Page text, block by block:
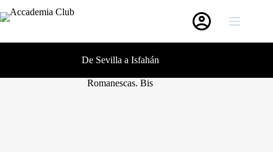
al
De Sevilla a Isfahán
Romanescas. Bis